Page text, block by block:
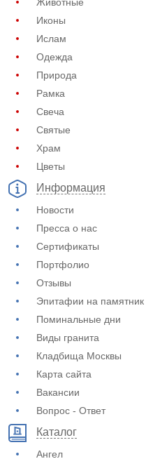
Иконы
Ислам
Одежда
Природа
Рамка
Свеча
Святые
Храм
Цветы
Информация
Новости
Пресса о нас
Сертификаты
Портфолио
Отзывы
Эпитафии на памятник
Поминальные дни
Виды гранита
Кладбища Москвы
Карта сайта
Вакансии
Вопрос - Ответ
Каталог
Ангел